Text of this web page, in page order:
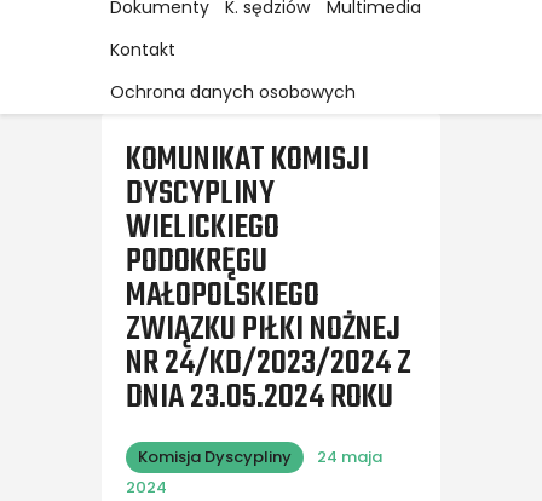
Dokumenty
K. sędziów
Multimedia
Kontakt
Ochrona danych osobowych
KOMUNIKAT KOMISJI
DYSCYPLINY
WIELICKIEGO
PODOKRĘGU
MAŁOPOLSKIEGO
ZWIĄZKU PIŁKI NOŻNEJ
NR 24/KD/2023/2024 Z
DNIA 23.05.2024 ROKU
Komisja Dyscypliny
24 maja
2024